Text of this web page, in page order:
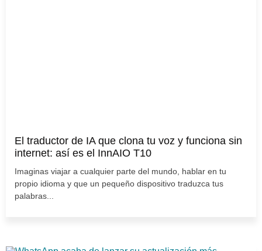
El traductor de IA que clona tu voz y funciona sin
internet: así es el InnAIO T10
Imaginas viajar a cualquier parte del mundo, hablar en tu
propio idioma y que un pequeño dispositivo traduzca tus
palabras...